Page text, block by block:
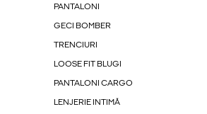
PANTALONI
GECI BOMBER
TRENCIURI
LOOSE FIT BLUGI
PANTALONI CARGO
LENJERIE INTIMĂ